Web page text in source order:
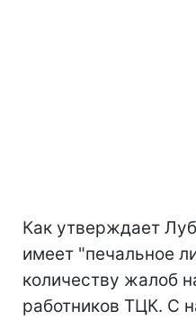
Как утверждает
имеет "печальное
количеству жалоб
работников ТЦК. С